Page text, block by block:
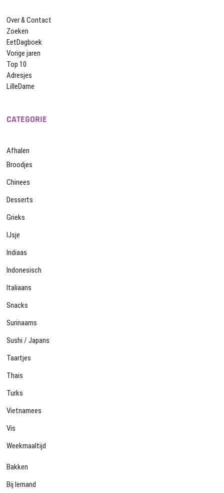
Over & Contact
Zoeken
EetDagboek
Vorige jaren
Top 10
Adresjes
LilleDame
CATEGORIE
Afhalen
Broodjes
Chinees
Desserts
Grieks
IJsje
Indiaas
Indonesisch
Italiaans
Snacks
Surinaams
Sushi / Japans
Taartjes
Thais
Turks
Vietnamees
Vis
Weekmaaltijd
Bakken
Bij Iemand